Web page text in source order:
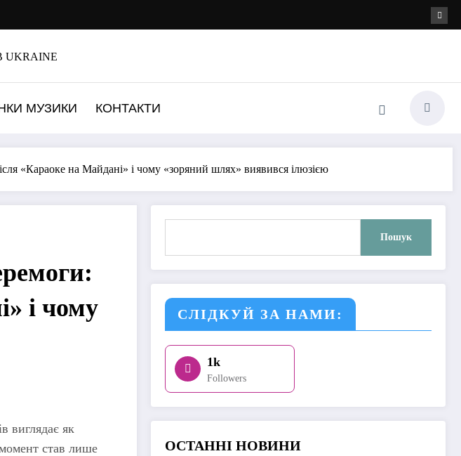
МУЗИКИ КОНТАКТИ
«Караоке на Майдані» і чому «зоряний шлях» виявився ілюзією
і чому
виглядає як
став лише
Пошук
СЛІДКУЙ ЗА НАМИ:
1k
Followers
ОСТАННІ НОВИНИ